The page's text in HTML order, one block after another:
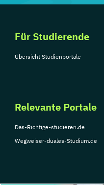
Für Studierende
Übersicht Studienportale
Relevante Portale
Das-Richtige-studieren.de
Wegweiser-duales-Studium.de